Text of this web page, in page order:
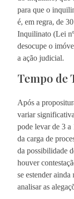
para que o
é, em regra, de
Inquilinato (Lei
desocupe o
a ação judicial.
Tempo de
Após a
variar
pode levar de 3 a
da carga de
da possibilidade
houver
se estender
analisar as